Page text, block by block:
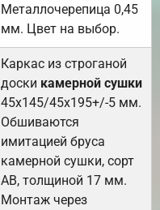
Металлочерепица 0,45
мм. Цвет на выбор.
Каркас из строганой
доски камерной сушки
45х145/45х195+/-5 мм.
Обшиваются
имитацией бруса
камерной сушки, сорт
АВ, толщиной 17 мм.
Монтаж через